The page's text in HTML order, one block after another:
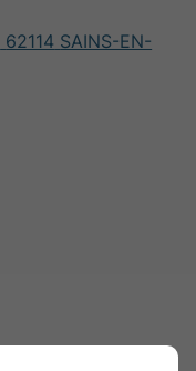
62114 SAINS-EN-